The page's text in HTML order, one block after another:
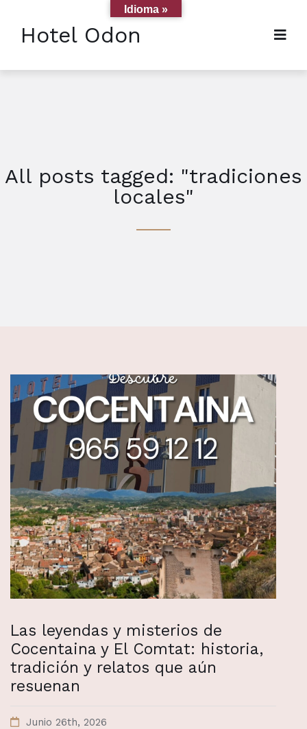
Hotel Odon
All posts tagged: "tradiciones
locales"
Las leyendas y misterios de
Cocentaina y El Comtat: historia,
tradición y relatos que aún
resuenan
Junio 26th, 2026
Idioma »